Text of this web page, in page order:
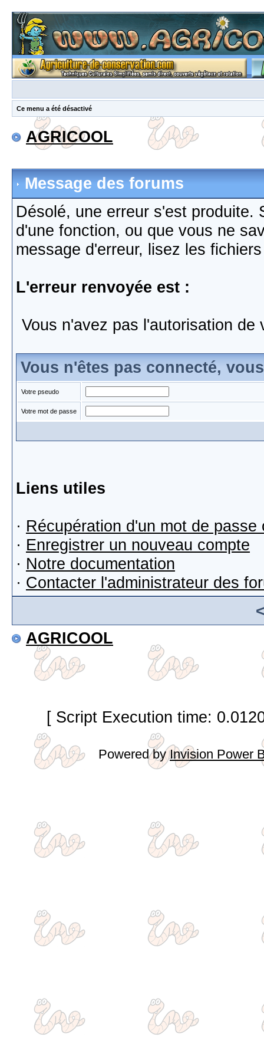
Ce menu a été désactivé
AGRICOOL
Message des forums
Désolé, une erreur s'est produite.
d'une fonction, ou que vous ne
message d'erreur, lisez les
L'erreur renvoyée est :
Vous n'avez pas l'autorisation de
Vous n'êtes pas connecté,
Votre pseudo
Votre mot de passe
Liens utiles
· Récupération d'un mot de passe
· Enregistrer un nouveau compte
· Notre documentation
· Contacter l'administrateur des
AGRICOOL
[ Script Execution time:
Powered byInvision Power